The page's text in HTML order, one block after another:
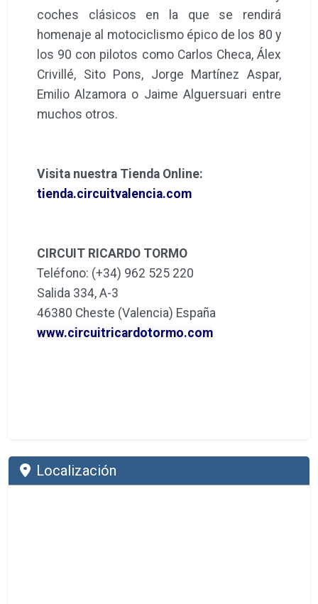
coches clásicos en la que se rendirá
homenaje al motociclismo épico de los 80 y
los 90 con pilotos como Carlos Checa, Álex
Crivillé, Sito Pons, Jorge Martínez Aspar,
Emilio Alzamora o Jaime Alguersuari entre
muchos otros.
Visita nuestra Tienda Online:
tienda.circuitvalencia.com
CIRCUIT RICARDO TORMO
Teléfono: (+34) 962 525 220
Salida 334, A-3
46380 Cheste (Valencia) España
www.circuitricardotormo.com
Localización